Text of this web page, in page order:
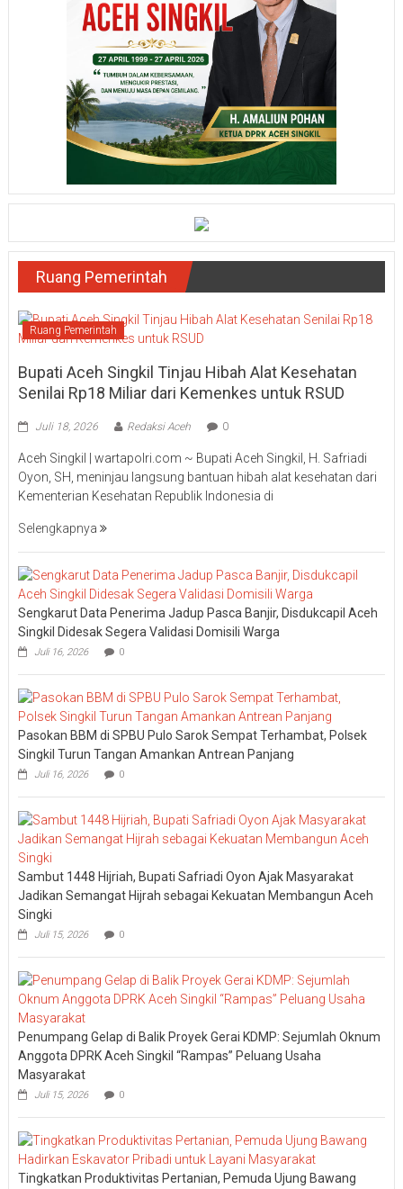
Ruang Pemerintah
Ruang Pemerintah
Bupati Aceh Singkil Tinjau Hibah Alat Kesehatan
Senilai Rp18 Miliar dari Kemenkes untuk RSUD
Juli 18, 2026 Redaksi Aceh 0
Aceh Singkil | wartapolri.com ~ Bupati Aceh Singkil, H. Safriadi
Oyon, SH, meninjau langsung bantuan hibah alat kesehatan dari
Kementerian Kesehatan Republik Indonesia di
Selengkapnya
Sengkarut Data Penerima Jadup Pasca Banjir, Disdukcapil Aceh
Singkil Didesak Segera Validasi Domisili Warga
Juli 16, 2026 0
Pasokan BBM di SPBU Pulo Sarok Sempat Terhambat, Polsek
Singkil Turun Tangan Amankan Antrean Panjang
Juli 16, 2026 0
Sambut 1448 Hijriah, Bupati Safriadi Oyon Ajak Masyarakat
Jadikan Semangat Hijrah sebagai Kekuatan Membangun Aceh
Singki
Juli 15, 2026 0
Penumpang Gelap di Balik Proyek Gerai KDMP: Sejumlah Oknum
Anggota DPRK Aceh Singkil “Rampas” Peluang Usaha
Masyarakat
Juli 15, 2026 0
Tingkatkan Produktivitas Pertanian, Pemuda Ujung Bawang